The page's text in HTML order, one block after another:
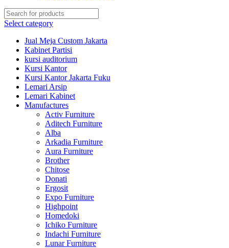
Select category
Jual Meja Custom Jakarta
Kabinet Partisi
kursi auditorium
Kursi Kantor
Kursi Kantor Jakarta Fuku
Lemari Arsip
Lemari Kabinet
Manufactures
Activ Furniture
Aditech Furniture
Alba
Arkadia Furniture
Aura Furniture
Brother
Chitose
Donati
Ergosit
Expo Furniture
Highpoint
Homedoki
Ichiko Furniture
Indachi Furniture
Lunar Furniture